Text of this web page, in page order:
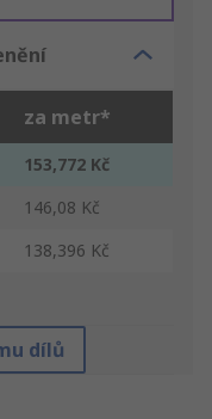
za metr*
153,772 Kč
146,08 Kč
138,396 Kč
dílů